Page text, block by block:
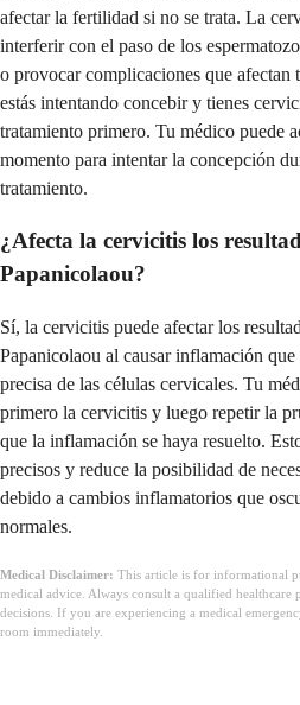
afectar la fertilidad si no se trata. La
interferir con el paso de los
o provocar complicaciones que afectan
estás intentando concebir y tienes
tratamiento primero. Tu médico puede
momento para intentar la concepción
tratamiento.
¿Afecta la cervicitis los
Papanicolaou?
Sí, la cervicitis puede afectar los
Papanicolaou al causar inflamación
precisa de las células cervicales. Tu
primero la cervicitis y luego repetir la
que la inflamación se haya resuelto.
precisos y reduce la posibilidad de
debido a cambios inflamatorios que
normales.
Medical Disclaimer: This article is for informational
medical advice. Always consult a qualified healthcare
decisions. If you are experiencing a medical
room immediately.